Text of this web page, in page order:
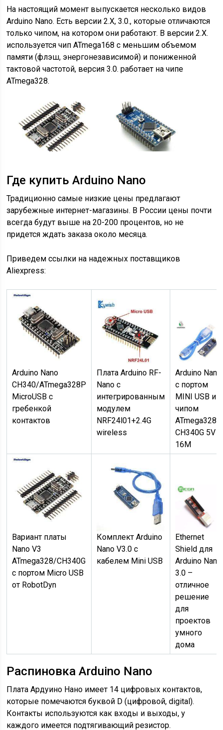
На настоящий момент выпускается несколько видов
Arduino Nano. Есть версии 2.X, 3.0., которые отличаются
только чипом, на котором они работают. В версии 2.Х.
используется чип ATmega168 с меньшим объемом
памяти (флэш, энергонезависимой) и пониженной
тактовой частотой, версия 3.0. работает на чипе
ATmega328.
Где купить Arduino Nano
Традиционно самые низкие цены предлагают
зарубежные интернет-магазины. В России цены почти
всегда будут выше на 20-200 процентов, но не
придется ждать заказа около месяца.
Приведем ссылки на надежных поставщиков
Aliexpress:
Arduino Nano
CH340/ATmega328P
MicroUSB с
гребенкой
контактов
Плата Arduino RF-
Nano с
интегрированным
модулем
NRF24l01+2.4G
wireless
Arduino Nano
с портом
MINI USB и
чипом
ATmega328P
CH340G 5V
16M
Вариант платы
Nano V3
ATmega328/CH340G
с портом Micro USB
от RobotDyn
Комплект Arduino
Nano V3.0 с
кабелем Mini USB
Ethernet
Shield для
Arduino Nano
3.0 –
отличное
решение
для
проектов
умного
дома
Распиновка Arduino Nano
Плата Ардуино Нано имеет 14 цифровых контактов,
которые помечаются буквой D (цифровой, digital).
Контакты используются как входы и выходы, у
каждого имеется подтягивающий резистор.